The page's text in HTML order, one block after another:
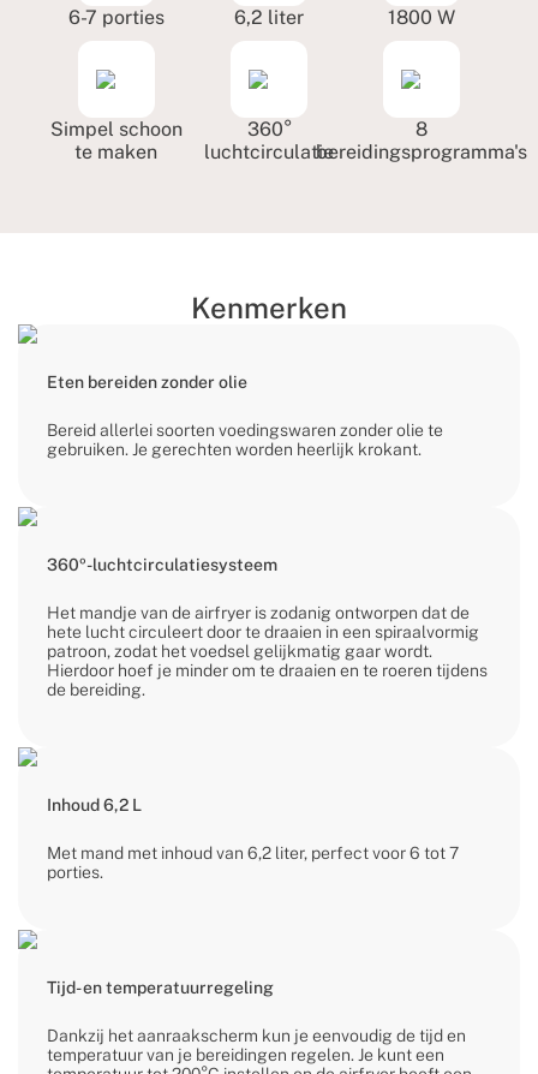
6-7 porties 6,2 liter 1800 W
Simpel schoon
te maken
360°
luchtcirculatie
8
bereidingsprogramma's
Kenmerken
Eten bereiden zonder olie
Bereid allerlei soorten voedingswaren zonder olie te
gebruiken. Je gerechten worden heerlijk krokant.
360º-luchtcirculatiesysteem
Het mandje van de airfryer is zodanig ontworpen dat de
hete lucht circuleert door te draaien in een spiraalvormig
patroon, zodat het voedsel gelijkmatig gaar wordt.
Hierdoor hoef je minder om te draaien en te roeren tijdens
de bereiding.
Inhoud 6,2 L
Met mand met inhoud van 6,2 liter, perfect voor 6 tot 7
porties.
Tijd- en temperatuurregeling
Dankzij het aanraakscherm kun je eenvoudig de tijd en
temperatuur van je bereidingen regelen. Je kunt een